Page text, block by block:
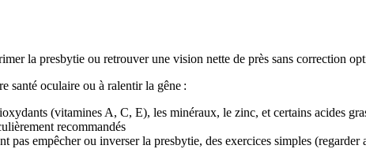
la presbytie ou retrouver une vision nette de près sans correction
santé oculaire ou à ralentir la gêne :
(vitamines A, C, E), les minéraux, le zinc, et certains acides
recommandés
pas empêcher ou inverser la presbytie, des exercices simples